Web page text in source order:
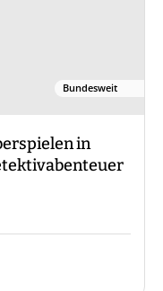
Bundesweit
in